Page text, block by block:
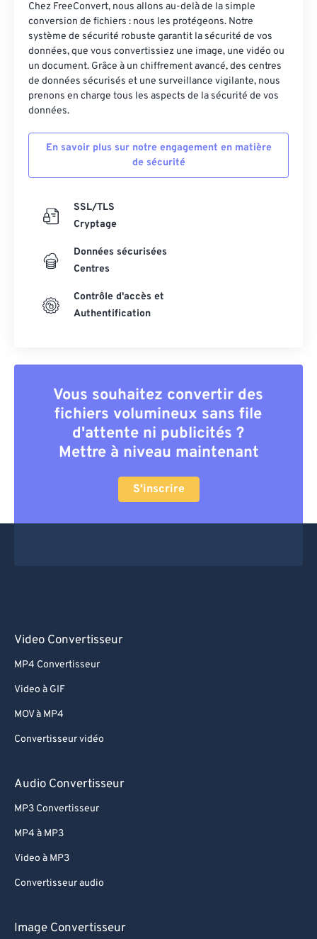
Chez FreeConvert, nous allons au-delà de la simple
conversion de fichiers : nous les protégeons. Notre
système de sécurité robuste garantit la sécurité de vos
données, que vous convertissiez une image, une vidéo ou
un document. Grâce à un chiffrement avancé, des centres
de données sécurisés et une surveillance vigilante, nous
prenons en charge tous les aspects de la sécurité de vos
données.
En savoir plus sur notre engagement en matière
de sécurité
SSL/TLS
Cryptage
Données sécurisées
Centres
Contrôle d'accès et
Authentification
Vous souhaitez convertir des
fichiers volumineux sans file
d'attente ni publicités ?
Mettre à niveau maintenant
S'inscrire
Video Convertisseur
MP4 Convertisseur
Video à GIF
MOV à MP4
Convertisseur vidéo
Audio Convertisseur
MP3 Convertisseur
MP4 à MP3
Video à MP3
Convertisseur audio
Image Convertisseur